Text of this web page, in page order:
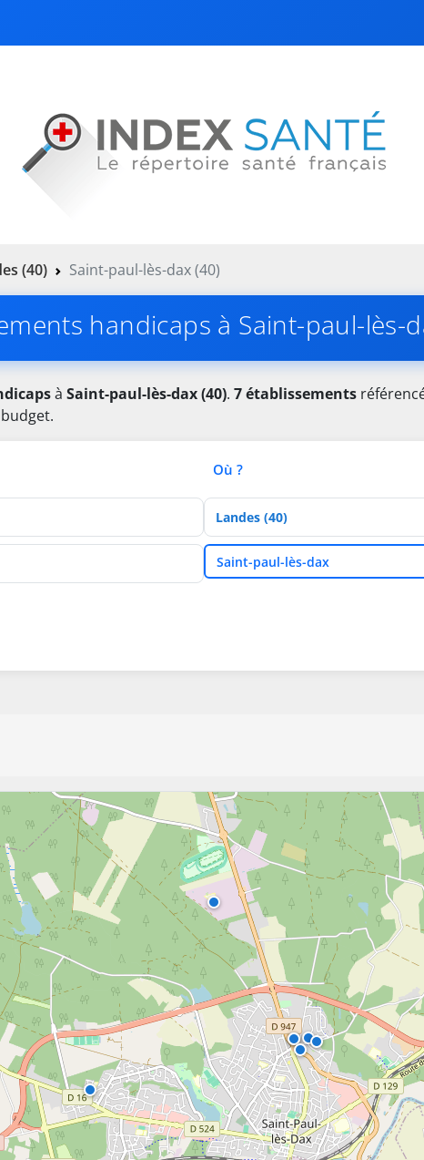
(40) Saint-paul-lès-dax (40)
handicaps à Saint-paul-lès-
à Saint-paul-lès-dax (40). 7 établissements
Où ?
Département
VilleSaint-paul-lès-dax